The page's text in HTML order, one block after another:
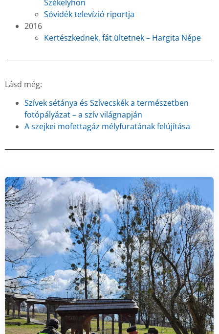
Székelyhon
Sóvidék televízió riportja
2016
Kertészkednek, fát ültetnek – Hargita Népe
Lásd még:
Szívek sétánya és Szívecskék a természetben
fotópályázat – a szív világnapján
A szejkei mofettagáz mélyfuratának felújítása